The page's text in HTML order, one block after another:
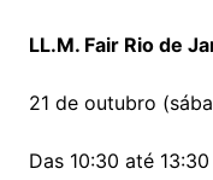
LL.M. Fair Rio de
21 de outubro
Das 10:30 até